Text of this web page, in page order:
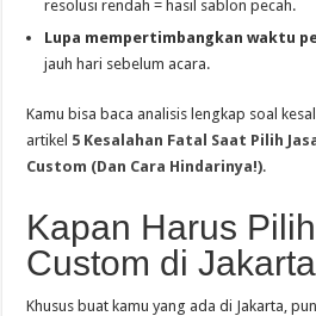
resolusi rendah = hasil sablon pecah.
Lupa mempertimbangkan waktu
jauh hari sebelum acara.
Kamu bisa baca analisis lengkap soal
artikel 5 Kesalahan Fatal Saat Pilih
Custom (Dan Cara Hindarinya!).
Kapan Harus
Custom di
Khusus buat kamu yang ada di Jakarta,